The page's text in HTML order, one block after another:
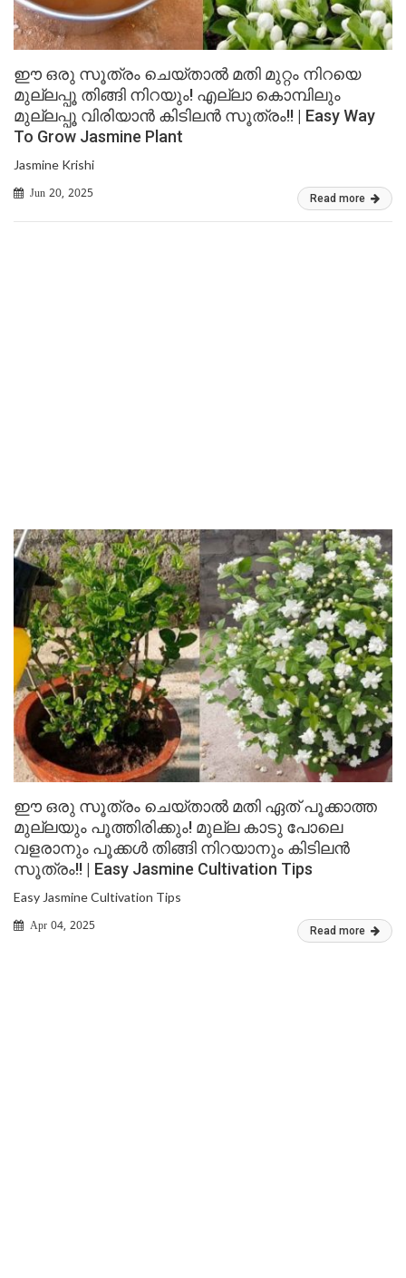
ഈ ഒരു സൂത്രം ചെയ്താൽ മതി മുറ്റം നിറയെ
മുല്ലപ്പൂ തിങ്ങി നിറയും! എല്ലാ കൊമ്പിലും
മുല്ലപ്പൂ വിരിയാൻ കിടിലൻ സൂത്രം!! | Easy Way
To Grow Jasmine Plant
Jasmine Krishi
Jun 20, 2025 Read more
ഈ ഒരു സൂത്രം ചെയ്താൽ മതി ഏത് പൂക്കാത്ത
മുല്ലയും പൂത്തിരിക്കും! മുല്ല കാടു പോലെ
വളരാനും പൂക്കൾ തിങ്ങി നിറയാനും കിടിലൻ
സൂത്രം!! | Easy Jasmine Cultivation Tips
Easy Jasmine Cultivation Tips
Apr 04, 2025 Read more